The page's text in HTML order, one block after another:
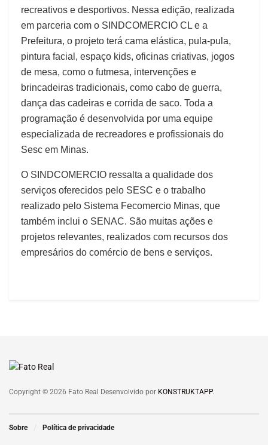
recreativos e desportivos. Nessa edição, realizada
em parceria com o SINDCOMERCIO CL e a
Prefeitura, o projeto terá cama elástica, pula-pula,
pintura facial, espaço kids, oficinas criativas, jogos
de mesa, como o futmesa, intervenções e
brincadeiras tradicionais, como cabo de guerra,
dança das cadeiras e corrida de saco. Toda a
programação é desenvolvida por uma equipe
especializada de recreadores e profissionais do
Sesc em Minas.
O SINDCOMERCIO ressalta a qualidade dos
serviços oferecidos pelo SESC e o trabalho
realizado pelo Sistema Fecomercio Minas, que
também inclui o SENAC. São muitas ações e
projetos relevantes, realizados com recursos dos
empresários do comércio de bens e serviços.
Copyright © 2026 Fato Real Desenvolvido por KONSTRUKTAPP.
Sobre Política de privacidade